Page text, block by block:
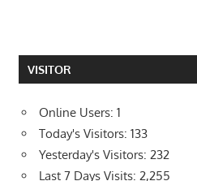
VISITOR
Online Users: 1
Today's Visitors: 133
Yesterday's Visitors: 232
Last 7 Days Visits: 2,255